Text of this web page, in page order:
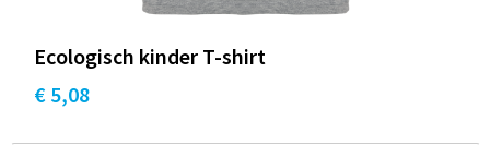
Ecologisch kinder T-shirt
€ 5,08